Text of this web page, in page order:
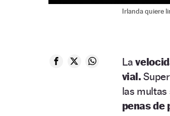
Irlanda quiere
La
vial.
las
penas de